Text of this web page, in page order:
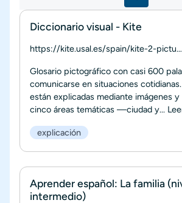
Diccionario visual - Kite
https://kite.usal.es/spain/kite-2-pictu…
Glosario pictográfico con casi 600
comunicarse en situaciones
están explicadas mediante imágenes
cinco áreas temáticas —ciudad y...
explicación
Aprender español: La familia
intermedio)